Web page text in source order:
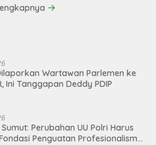
Wartawan Parlemen ke
Ini Tanggapan Deddy PDIP
Perubahan UU Polri Harus
Penguatan Profesionalisme